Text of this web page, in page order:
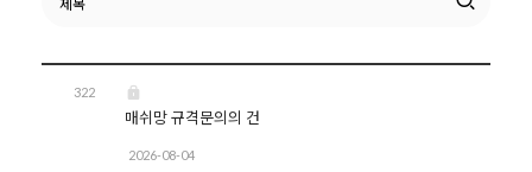
322
매쉬망 규격문의의 건
2026-08-04